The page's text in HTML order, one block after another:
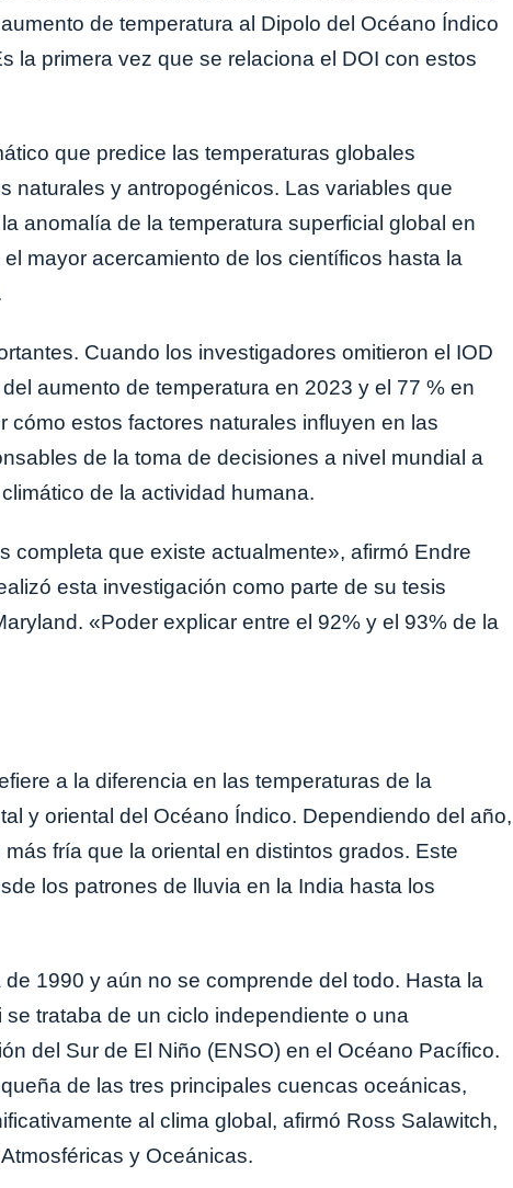
de temperatura al Dipolo del Océano Índico
la primera vez que se relaciona el DOI con estos
que predice las temperaturas globales
naturales y antropogénicos. Las variables que
anomalía de la temperatura superficial global en
mayor acercamiento de los científicos hasta la
Cuando los investigadores omitieron el IOD
aumento de temperatura en 2023 y el 77 % en
estos factores naturales influyen en las
de la toma de decisiones a nivel mundial a
de la actividad humana.
completa que existe actualmente», afirmó Endre
esta investigación como parte de su tesis
«Poder explicar entre el 92% y el 93% de la
a la diferencia en las temperaturas de la
y oriental del Océano Índico. Dependiendo del año,
fría que la oriental en distintos grados. Este
los patrones de lluvia en la India hasta los
1990 y aún no se comprende del todo. Hasta la
trataba de un ciclo independiente o una
del Sur de El Niño (ENSO) en el Océano Pacífico.
de las tres principales cuencas oceánicas,
al clima global, afirmó Ross Salawitch,
y Oceánicas.